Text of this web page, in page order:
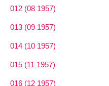
012 (08 1957)
013 (09 1957)
014 (10 1957)
015 (11 1957)
016 (12 1957)